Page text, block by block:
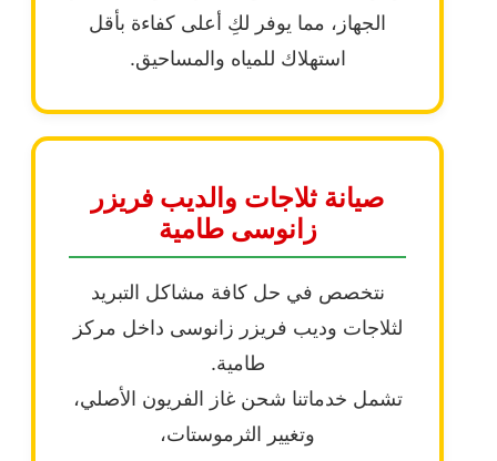
الجهاز، مما يوفر لكِ أعلى كفاءة بأقل
استهلاك للمياه والمساحيق.
صيانة ثلاجات والديب فريزر
زانوسى طامية
نتخصص في حل كافة مشاكل التبريد
لثلاجات وديب فريزر زانوسى داخل مركز
طامية.
تشمل خدماتنا شحن غاز الفريون الأصلي،
وتغيير الثرموستات،